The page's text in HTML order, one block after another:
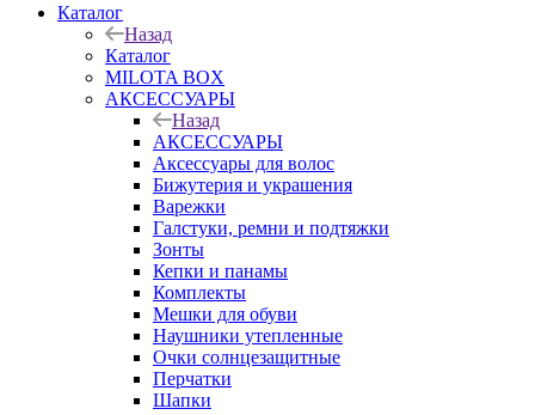
Каталог
Назад
Каталог
MILOTA BOX
АКСЕССУАРЫ
Назад
АКСЕССУАРЫ
Аксессуары для волос
Бижутерия и украшения
Варежки
Галстуки, ремни и подтяжки
Зонты
Кепки и панамы
Комплекты
Мешки для обуви
Наушники утепленные
Очки солнцезащитные
Перчатки
Шапки